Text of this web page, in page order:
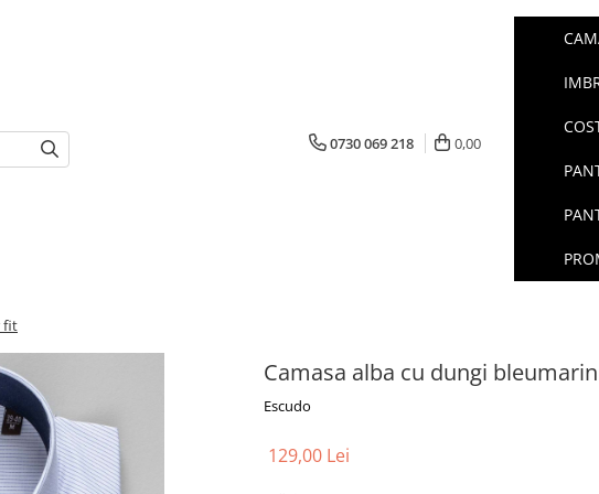
0730 069 218 0,00
fit
Camasa alba cu dungi
Escudo
129,00 Lei